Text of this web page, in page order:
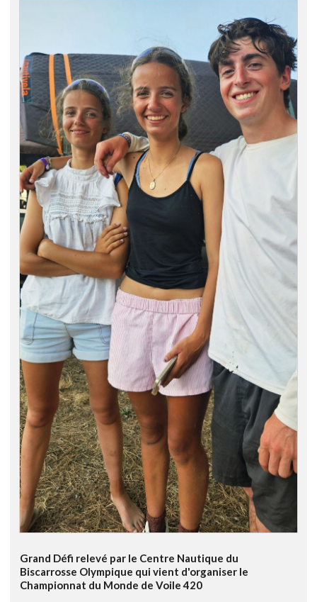
Grand Défi relevé par le Centre Nautique du
Biscarrosse Olympique qui vient d'organiser le
Championnat du Monde de Voile 420